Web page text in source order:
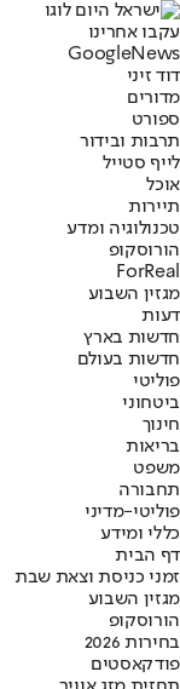
עקבו אחרינו
Googl eNews
דוד זיני
מדורים
ספורט
תרבות ובידור
לייף סטייל
אוכל
תיירות
טכנולוגיה ומדע
הורוסקופ
ForReal
מגזין השבוע
דעות
חדשות בארץ
חדשות בעולם
פוליטי
ביטחוני
חינוך
בריאות
משפט
תחבורה
פוליטי-מדיני
כללי ומידע
דף הבית
זמני כניסת וצאת שבת
מגזין השבוע
הורוסקופ
בחירות 2026
פודקאסטים